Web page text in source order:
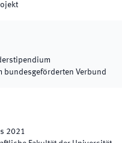
bundesgeförderten Verbund
2021